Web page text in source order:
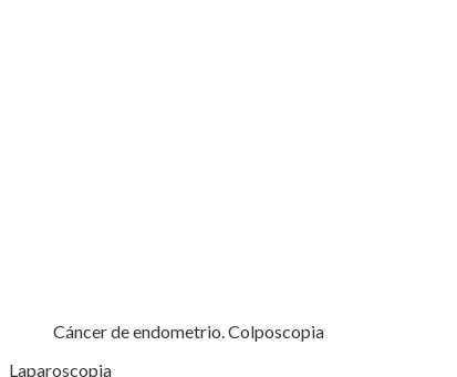
Cáncer de endometrio. Colposcopia
Laparoscopia